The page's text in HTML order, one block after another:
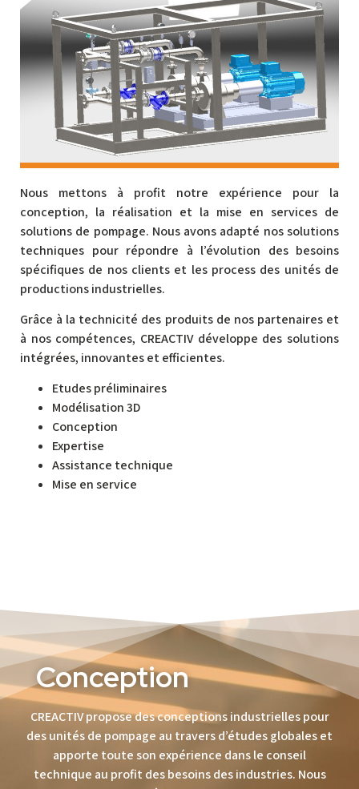
Nous mettons à profit notre expérience pour la
conception, la réalisation et la mise en services de
solutions de pompage. Nous avons adapté nos solutions
techniques pour répondre à l’évolution des besoins
spécifiques de nos clients et les process des unités de
productions industrielles.
Grâce à la technicité des produits de nos partenaires et
à nos compétences, CREACTIV développe des solutions
intégrées, innovantes et efficientes.
Etudes préliminaires
Modélisation 3D
Conception
Expertise
Assistance technique
Mise en service
Conception
CREACTIV propose des conceptions industrielles pour
des unités de pompage au travers d’études globales et
apporte toute son expérience dans le conseil
technique au profit des besoins des industries. Nous